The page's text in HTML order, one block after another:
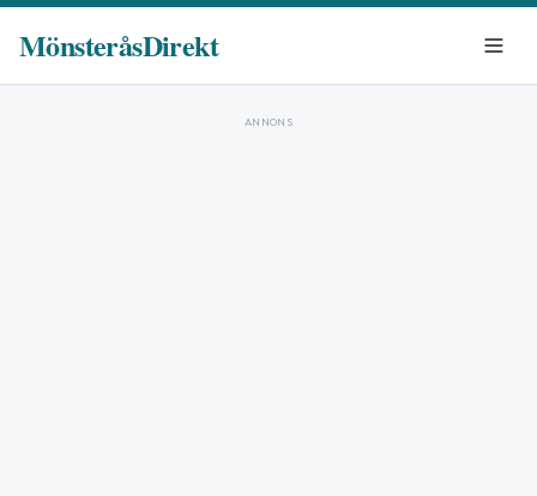
MönsteråsDirekt
ANNONS